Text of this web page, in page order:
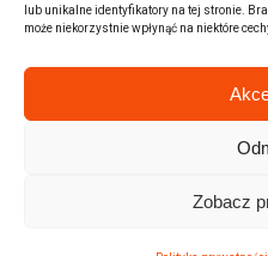
lub unikalne identyfikatory na tej stronie.
może niekorzystnie wpłynąć na niektóre
Zobacz
Auta z USA Kraków
Marki
Sprzedam BMW
Wszystkie marki